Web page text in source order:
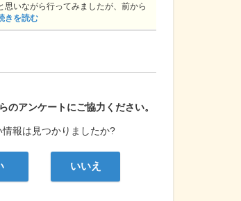
なび
のアンケートにご協力ください。
情報は見つかりましたか?
いいえ
いながら行ってみましたが、前から
きを読む